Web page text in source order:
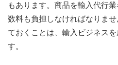
もあります。商品を輸入代行
数料も負担しなければなりま
ておくことは、輸入ビジネス
す。